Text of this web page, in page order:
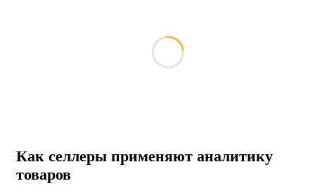
Как селлеры применяют аналитику
товаров